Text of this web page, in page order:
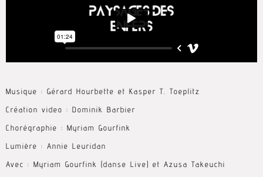
Musique : Gérard Hourbette et Kasper T. Toeplitz
Création video : Dominik Barbier
Chorégraphie : Myriam Gourfink
Lumière : Annie Leuridan
Avec : Myriam Gourfink (danse Live) et Azusa Takeuchi